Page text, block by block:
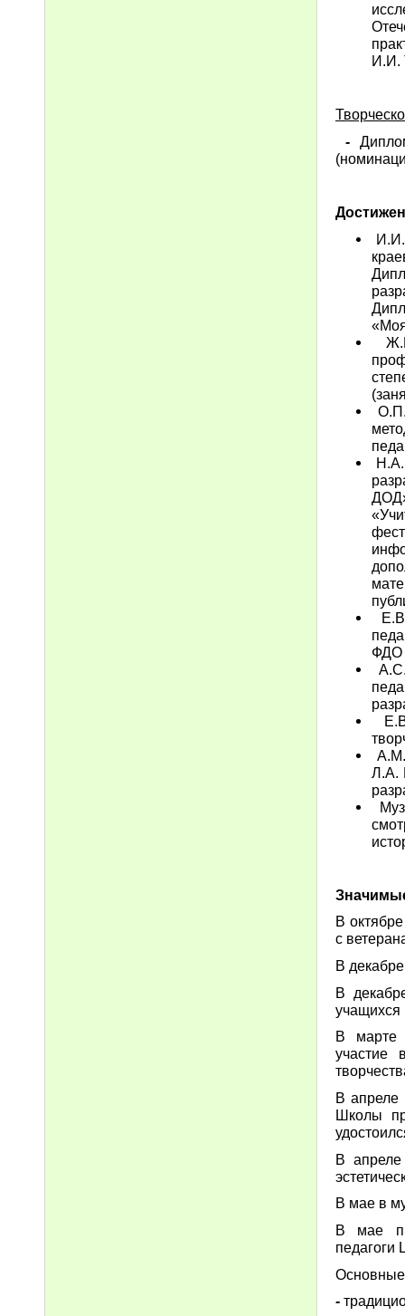
И.И.
-
И.И.
Н.А.
ФДО
Л.А.
В
с
В
В
учащихся
В марте
участие
В апреле
Школы
В апреле
В мае в
В мае
педагоги
Основные
-